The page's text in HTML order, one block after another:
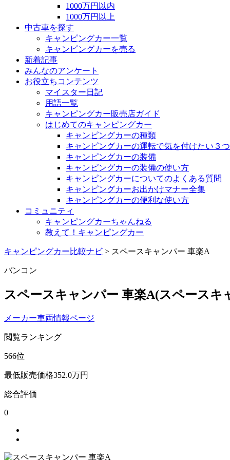
1000万円以内
1000万円以上
中古車を探す
キャンピングカー一覧
キャンピングカーを売る
新着記事
みんなのアンケート
お役立ちコンテンツ
マイスター日記
用語一覧
キャンピングカー販売店ガイド
はじめてのキャンピングカー
キャンピングカーの種類
キャンピングカーの運転で気を付けたい３
キャンピングカーの装備
キャンピングカーの装備の使い方
キャンピングカーについてのよくある質問
キャンピングカーお出かけマナー全集
キャンピングカーの便利な使い方
コミュニティ
キャンピングカーちゃんねる
教えて！キャンピングカー
キャンピングカー比較ナビ > スペースキャンパー 車楽A
バンコン
スペースキャンパー 車楽A(スペースキ
メーカー車両情報ページ
閲覧ランキング
566位
最低販売価格352.0万円
総合評価
0